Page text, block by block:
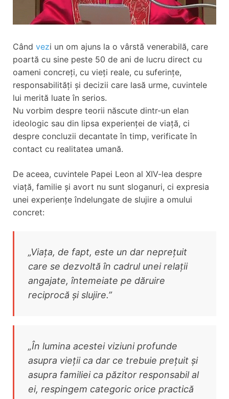
Când vezi un om ajuns la o vârstă venerabilă, care
poartă cu sine peste 50 de ani de lucru direct cu
oameni concreți, cu vieți reale, cu suferințe,
responsabilități și decizii care lasă urme, cuvintele
lui merită luate în serios.
Nu vorbim despre teorii născute dintr-un elan
ideologic sau din lipsa experienței de viață, ci
despre concluzii decantate în timp, verificate în
contact cu realitatea umană.
De aceea, cuvintele Papei Leon al XIV-lea despre
viață, familie și avort nu sunt sloganuri, ci expresia
unei experiențe îndelungate de slujire a omului
concret:
„Viața, de fapt, este un dar neprețuit
care se dezvoltă în cadrul unei relații
angajate, întemeiate pe dăruire
reciprocă și slujire.”
„În lumina acestei viziuni profunde
asupra vieții ca dar ce trebuie prețuit și
asupra familiei ca păzitor responsabil al
ei, respingem categoric orice practică